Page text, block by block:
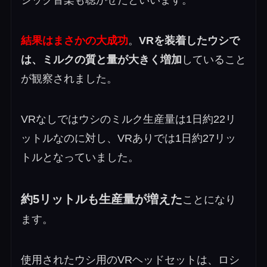
結果はまさかの大成功。 VRを装着したウシで
は、ミルクの質と量が大きく増加 していること
が観察されました。
VRなしではウシのミルク生産量は1日約22リ
ットルなのに対し、VRありでは1日約27リッ
トルとなっていました。
約5リットルも生産量が増えたことになり
ます。
使用されたウシ用のVRヘッドセットは、ロシ